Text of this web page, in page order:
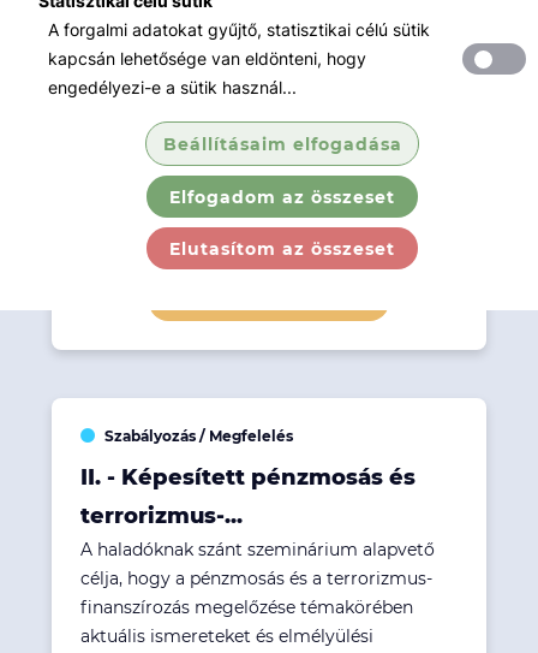
A forgalmi adatokat gyűjtő, statisztikai célú sütik
kapcsán lehetősége van eldönteni, hogy
engedélyezi-e a sütik használ...
Beállításaim elfogadása
Elfogadom az összeset
Elutasítom az összeset
szerződé...
A távoli szerződéskötés folyamatára
vonatkozó technikai, informatikai és
és ismereteket szerezhetnek a résztvevők.
KURZUS IDŐPONTJA
2026. 10. 14.
203 073 Ft
Szabályozás / Megfelelés
II. - Képesített pénzmosás és
terrorizmus-...
A haladóknak szánt szeminárium alapvető
célja, hogy a pénzmosás és a terrorizmus-
finanszírozás megelőzése témakörében
aktuális ismereteket és elmélyülési